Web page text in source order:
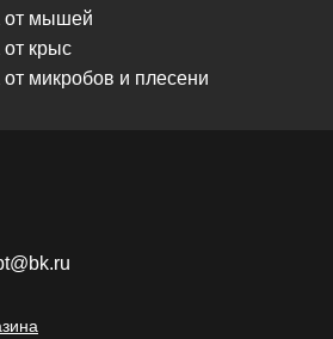
микробов и плесени
крыс
от мышей